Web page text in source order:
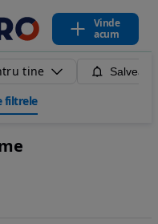
Vinde
acum
tine
filtrele